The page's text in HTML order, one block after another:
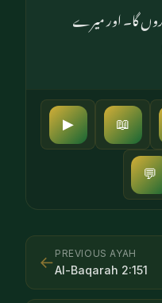
کروں گا۔ اور میرے
▶ 📖
💬
← PREVIOUS AYAH
Al-Baqarah 2:151